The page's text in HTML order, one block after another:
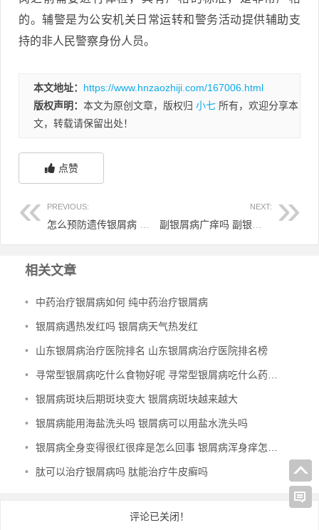
的。辅警是为公安机关日常运转和警务活动提供辅助支
持的非人民警察身份人员。
本文地址： https://www.hnzaozhiji.com/167006.html
版权声明： 本文为原创文章，版权归 小七 所有，欢迎分享本
文，转载请保留出处！
点赞
PREVIOUS: NEXT:
相关文章
• 中药治疗银屑病如何 纯中药治疗银屑病
• 银屑病遇热发红吗 银屑病天气热发红
• 山东银屑病治疗医院排名 山东银屑病治疗医院排名榜
• 寻常型银屑病吃什么食物好呢 寻常型银屑病吃什么药效果好
• 银屑病斑块后期斑块变大 银屑病斑块越来越大
• 银屑病能用海盐洗头吗 银屑病可以用盐水洗头吗
• 银屑病全身变得很红很痒是怎么回事 银屑病浑身痒怎么办
• 肽可以治疗银屑病吗 肽能治疗牛皮癣吗
评论已关闭！